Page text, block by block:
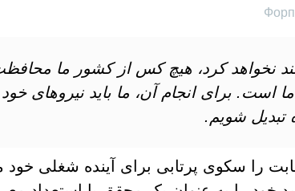
نخواهد کرد، هیچ کس از کشور ما
برای انجام آن، ما باید نیروهای خود
تبدیل شویم.
را سکوی پرتابی برای آینده شغلی